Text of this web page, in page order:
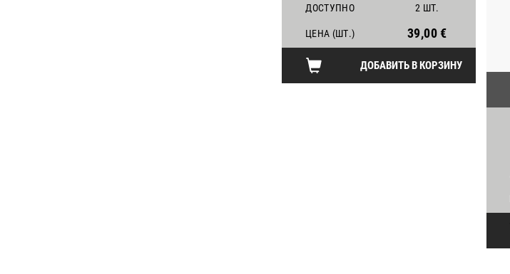
ДОСТУПНО 2 ШТ.
ЦЕНА (ШТ.) 39,00 €
ДОБАВИТЬ В КОРЗИНУ